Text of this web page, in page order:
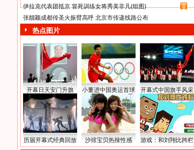
伊拉克代表团抵京 冒死训练女将秀美非凡(组图)
8
张靓颖成都传圣火振臂高呼 北京市传递线路公布
热点图片
开幕日天安门升旗 小董进中国奥运首球 开幕式中国旗手风采
历届开幕式经典回放 沙排宝贝热辣性感 游戏：和刘翔比跨栏